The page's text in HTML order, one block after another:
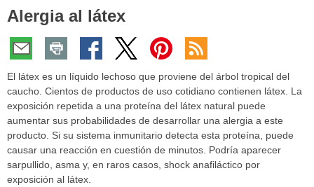
aquí:
Alergia al látex
El látex es un líquido lechoso que proviene del árbol tropical del
caucho. Cientos de productos de uso cotidiano contienen látex. La
exposición repetida a una proteína del látex natural puede
aumentar sus probabilidades de desarrollar una alergia a este
producto. Si su sistema inmunitario detecta esta proteína, puede
causar una reacción en cuestión de minutos. Podría aparecer
sarpullido, asma y, en raros casos, shock anafiláctico por
exposición al látex.